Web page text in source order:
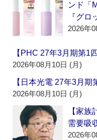
ンド「
『グ
2026年
【PHC 27年3月期第1
2026年08月10日 (月)
【日本光電 27年3月
2026年08月10日 (月)
【家
需要吸
2026年